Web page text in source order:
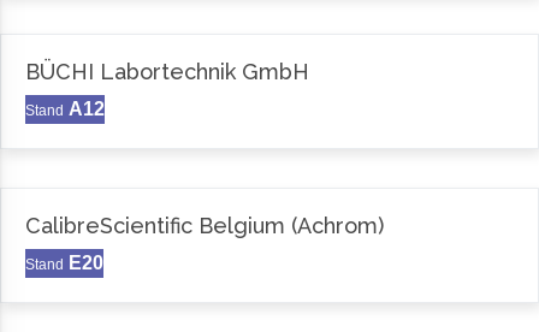
BÜCHI Labortechnik GmbH
Stand A12
CalibreScientific Belgium (Achrom)
Stand E20